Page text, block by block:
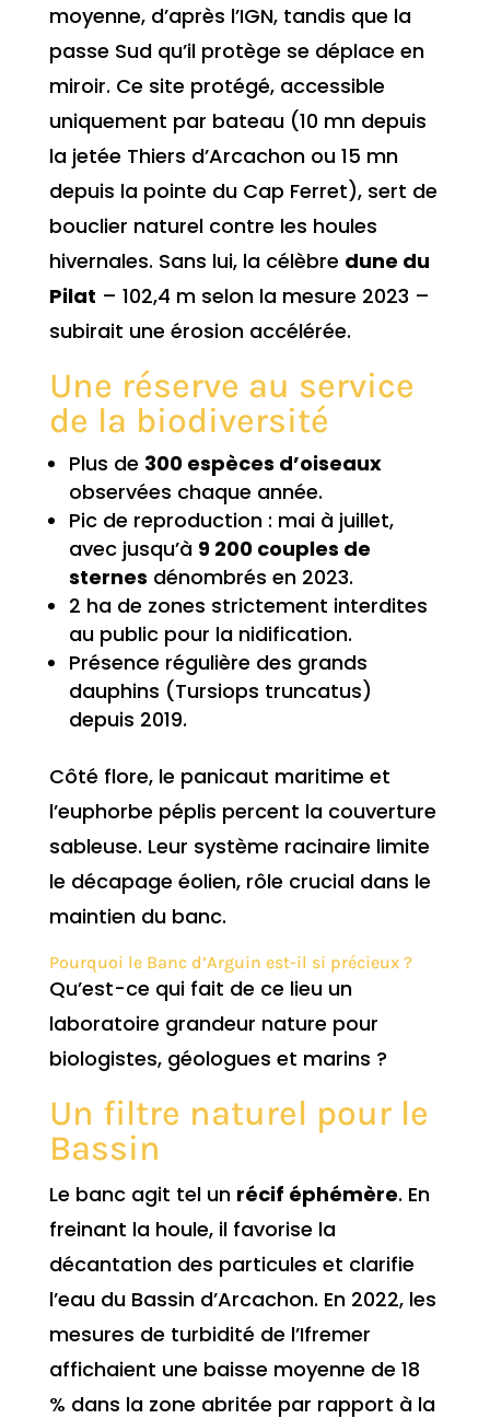
moyenne, d’après l’IGN, tandis que la
passe Sud qu’il protège se déplace en
miroir. Ce site protégé, accessible
uniquement par bateau (10 mn depuis
la jetée Thiers d’Arcachon ou 15 mn
depuis la pointe du Cap Ferret), sert de
bouclier naturel contre les houles
hivernales. Sans lui, la célèbre dune du
Pilat – 102,4 m selon la mesure 2023 –
subirait une érosion accélérée.
Une réserve au service
de la biodiversité
Plus de 300 espèces d’oiseaux
observées chaque année.
Pic de reproduction : mai à juillet,
avec jusqu’à 9 200 couples de
sternes dénombrés en 2023.
2 ha de zones strictement interdites
au public pour la nidification.
Présence régulière des grands
dauphins (Tursiops truncatus)
depuis 2019.
Côté flore, le panicaut maritime et
l’euphorbe péplis percent la couverture
sableuse. Leur système racinaire limite
le décapage éolien, rôle crucial dans le
maintien du banc.
Pourquoi le Banc d’Arguin est-il si précieux ?
Qu’est-ce qui fait de ce lieu un
laboratoire grandeur nature pour
biologistes, géologues et marins ?
Un filtre naturel pour le
Bassin
Le banc agit tel un récif éphémère. En
freinant la houle, il favorise la
décantation des particules et clarifie
l’eau du Bassin d’Arcachon. En 2022, les
mesures de turbidité de l’Ifremer
affichaient une baisse moyenne de 18
% dans la zone abritée par rapport à la